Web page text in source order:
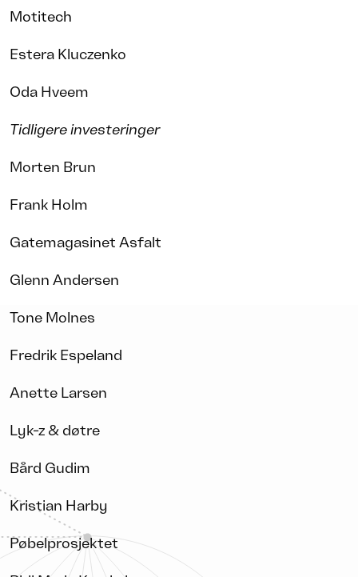
Motitech
Estera Kluczenko
Oda Hveem
Tidligere investeringer
Morten Brun
Frank Holm
Gatemagasinet Asfalt
Glenn Andersen
Tone Molnes
Fredrik Espeland
Anette Larsen
Lyk-z & døtre
Bård Gudim
Kristian Harby
Pøbelprosjektet